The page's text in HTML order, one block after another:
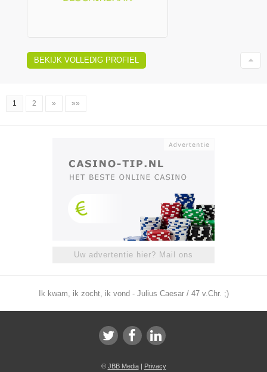
BEKIJK VOLLEDIG PROFIEL
1 2 » »»
Uw advertentie hier? Mail ons
Ik kwam, ik zocht, ik vond - Julius Caesar / 47 v.Chr. ;)
© JBB Media| Privacy